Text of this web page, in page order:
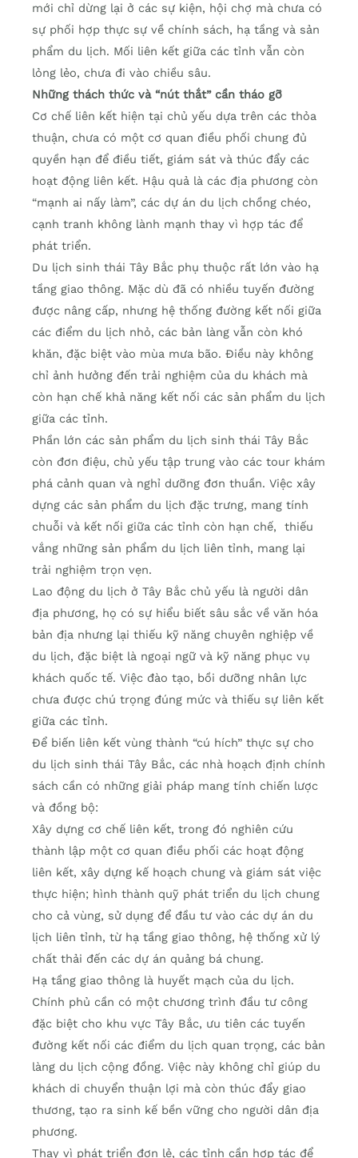
mới chỉ dừng lại ở các sự kiện, hội chợ mà chưa có
sự phối hợp thực sự về chính sách, hạ tầng và sản
phẩm du lịch. Mối liên kết giữa các tỉnh vẫn còn
lỏng lẻo, chưa đi vào chiều sâu.
Những thách thức và “nút thắt” cần tháo gỡ
Cơ chế liên kết hiện tại chủ yếu dựa trên các thỏa
thuận, chưa có một cơ quan điều phối chung đủ
quyền hạn để điều tiết, giám sát và thúc đẩy các
hoạt động liên kết. Hậu quả là các địa phương còn
“mạnh ai nấy làm”, các dự án du lịch chồng chéo,
cạnh tranh không lành mạnh thay vì hợp tác để
phát triển.
Du lịch sinh thái Tây Bắc phụ thuộc rất lớn vào hạ
tầng giao thông. Mặc dù đã có nhiều tuyến đường
được nâng cấp, nhưng hệ thống đường kết nối giữa
các điểm du lịch nhỏ, các bản làng vẫn còn khó
khăn, đặc biệt vào mùa mưa bão. Điều này không
chỉ ảnh hưởng đến trải nghiệm của du khách mà
còn hạn chế khả năng kết nối các sản phẩm du lịch
giữa các tỉnh.
Phần lớn các sản phẩm du lịch sinh thái Tây Bắc
còn đơn điệu, chủ yếu tập trung vào các tour khám
phá cảnh quan và nghỉ dưỡng đơn thuần. Việc xây
dựng các sản phẩm du lịch đặc trưng, mang tính
chuỗi và kết nối giữa các tỉnh còn hạn chế, thiếu
vắng những sản phẩm du lịch liên tỉnh, mang lại
trải nghiệm trọn vẹn.
Lao động du lịch ở Tây Bắc chủ yếu là người dân
địa phương, họ có sự hiểu biết sâu sắc về văn hóa
bản địa nhưng lại thiếu kỹ năng chuyên nghiệp về
du lịch, đặc biệt là ngoại ngữ và kỹ năng phục vụ
khách quốc tế. Việc đào tạo, bồi dưỡng nhân lực
chưa được chú trọng đúng mức và thiếu sự liên kết
giữa các tỉnh.
Để biến liên kết vùng thành “cú hích” thực sự cho
du lịch sinh thái Tây Bắc, các nhà hoạch định chính
sách cần có những giải pháp mang tính chiến lược
và đồng bộ:
Xây dựng cơ chế liên kết, trong đó nghiên cứu
thành lập một cơ quan điều phối các hoạt động
liên kết, xây dựng kế hoạch chung và giám sát việc
thực hiện; hình thành quỹ phát triển du lịch chung
cho cả vùng, sử dụng để đầu tư vào các dự án du
lịch liên tỉnh, từ hạ tầng giao thông, hệ thống xử lý
chất thải đến các dự án quảng bá chung.
Hạ tầng giao thông là huyết mạch của du lịch.
Chính phủ cần có một chương trình đầu tư công
đặc biệt cho khu vực Tây Bắc, ưu tiên các tuyến
đường kết nối các điểm du lịch quan trọng, các bản
làng du lịch cộng đồng. Việc này không chỉ giúp du
khách di chuyển thuận lợi mà còn thúc đẩy giao
thương, tạo ra sinh kế bền vững cho người dân địa
phương.
Thay vì phát triển đơn lẻ, các tỉnh cần hợp tác để